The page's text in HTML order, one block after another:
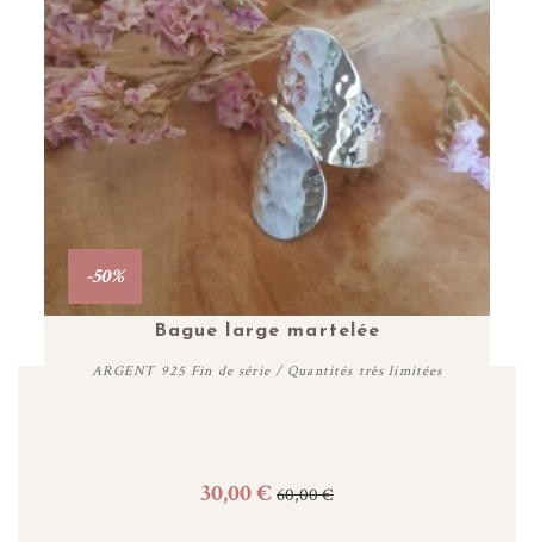
-50%
Bague large martelée
ARGENT 925 Fin de série / Quantités très limitées
30,00 € 60,00 €